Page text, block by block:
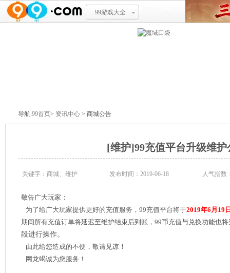
99游戏大全
导航:99首页> 资讯中心 > 商城公告
[维护]99充值平台升级维护
关键字：商城、维护 发布时间：2019-06-18 人气指数
敬告广大玩家：
为了给广大玩家提供更好的充值服务，99充值平台将于2019年6月19
期间所有充值订单将延迟至维护结束后到账，99币充值与兑换功能也将
段进行操作。
由此给您造成的不便，敬请见谅！
网龙竭诚为您服务！